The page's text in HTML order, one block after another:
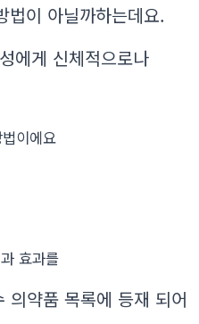
법이 아닐까하는데요.
에게 신체적으로나
이에요
효과를
의약품 목록에 등재 되어